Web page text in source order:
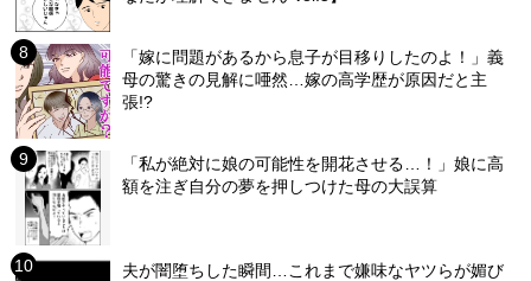
「嫁に問題があるから息子が目移りしたのよ！」義
母の驚きの見解に唖然…嫁の高学歴が原因だと主
張!?
「私が絶対に娘の可能性を開花させる…！」娘に高
額を注ぎ自分の夢を押しつけた母の大誤算
夫が闇堕ちした瞬間…これまで嫌味なヤツらが媚び